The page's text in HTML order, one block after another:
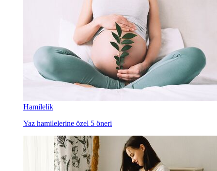
Hamilelik
Yaz hamilelerine özel 5 öneri